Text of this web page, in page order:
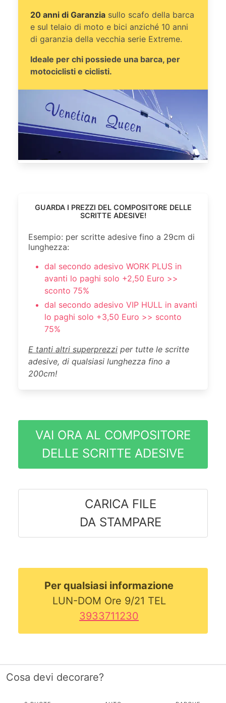
20 anni di Garanzia sullo scafo della barca
e sul telaio di moto e bici anziché 10 anni
di garanzia della vecchia serie Extreme.
Ideale per chi possiede una barca, per
motociclisti e ciclisti.
GUARDA I PREZZI DEL COMPOSITORE DELLE
SCRITTE ADESIVE!
Esempio: per scritte adesive fino a 29cm di
lunghezza:
dal secondo adesivo WORK PLUS in
avanti lo paghi solo +2,50 Euro >>
sconto 75%
dal secondo adesivo VIP HULL in avanti
lo paghi solo +3,50 Euro >> sconto
75%
E tanti altri superprezzi per tutte le scritte
adesive, di qualsiasi lunghezza fino a
200cm!
VAI ORA AL COMPOSITORE
DELLE SCRITTE ADESIVE
CARICA FILE
DA STAMPARE
Per qualsiasi informazione
LUN-DOM Ore 9/21 TEL
3933711230
Cosa devi decorare?